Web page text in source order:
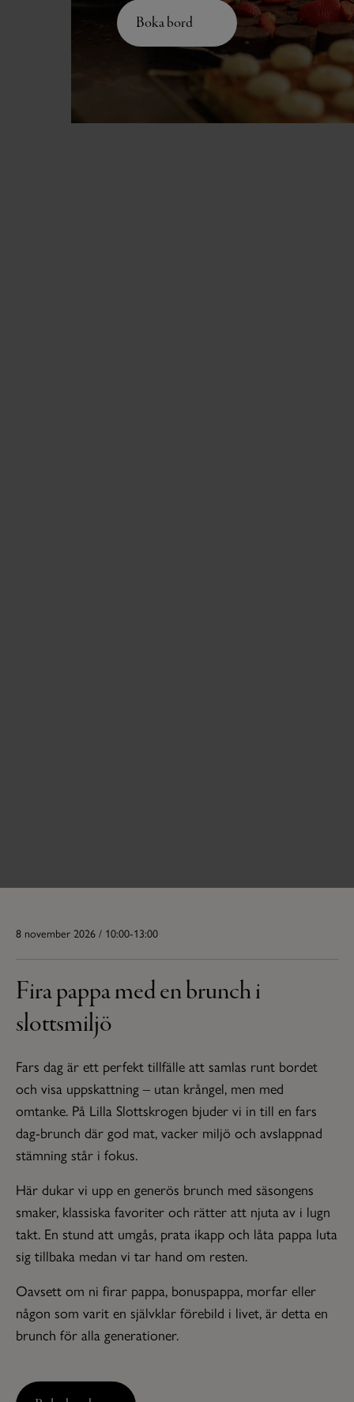
Boka bord
8 november 2026 / 10:00-13:00
Fira pappa med en brunch i
slottsmiljö
Fars dag är ett perfekt tillfälle att samlas runt bordet
och visa uppskattning – utan krångel, men med
omtanke. På Lilla Slottskrogen bjuder vi in till en fars
dag-brunch där god mat, vacker miljö och avslappnad
stämning står i fokus.
Här dukar vi upp en generös brunch med säsongens
smaker, klassiska favoriter och rätter att njuta av i lugn
takt. En stund att umgås, prata ikapp och låta pappa luta
sig tillbaka medan vi tar hand om resten.
Oavsett om ni firar pappa, bonuspappa, morfar eller
någon som varit en självklar förebild i livet, är detta en
brunch för alla generationer.